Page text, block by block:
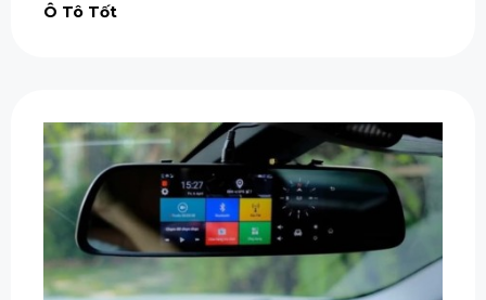
Ô Tô Tốt